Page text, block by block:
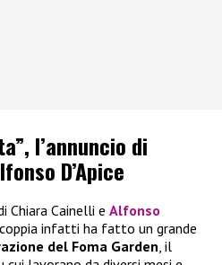
l’annuncio di
D’Apice
Chiara Cainelli e Alfonso
infatti ha fatto un grande
del Foma Garden, il